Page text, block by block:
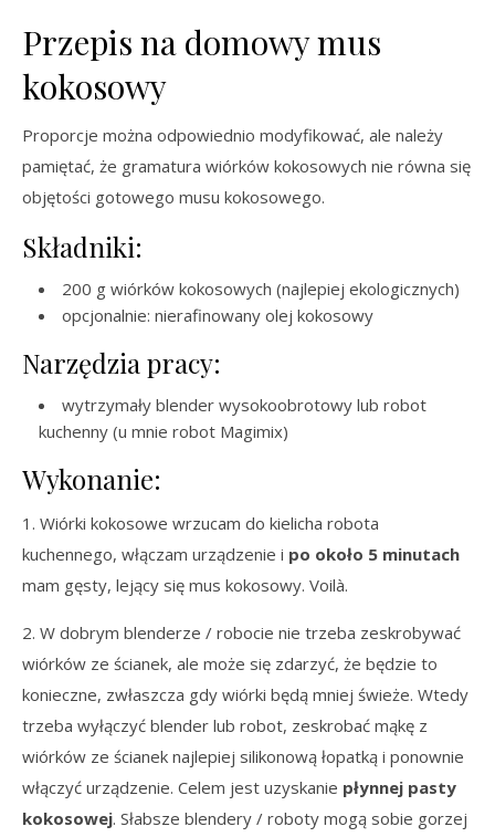
Przepis na domowy mus
kokosowy
Proporcje można odpowiednio modyfikować, ale należy
pamiętać, że gramatura wiórków kokosowych nie równa się
objętości gotowego musu kokosowego.
Składniki:
200 g wiórków kokosowych (najlepiej ekologicznych)
opcjonalnie: nierafinowany olej kokosowy
Narzędzia pracy:
wytrzymały blender wysokoobrotowy lub robot
kuchenny (u mnie robot Magimix)
Wykonanie:
1. Wiórki kokosowe wrzucam do kielicha robota
kuchennego, włączam urządzenie i po około 5 minutach
mam gęsty, lejący się mus kokosowy. Voilà.
2. W dobrym blenderze / robocie nie trzeba zeskrobywać
wiórków ze ścianek, ale może się zdarzyć, że będzie to
konieczne, zwłaszcza gdy wiórki będą mniej świeże. Wtedy
trzeba wyłączyć blender lub robot, zeskrobać mąkę z
wiórków ze ścianek najlepiej silikonową łopatką i ponownie
włączyć urządzenie. Celem jest uzyskanie płynnej pasty
kokosowej. Słabsze blendery / roboty mogą sobie gorzej